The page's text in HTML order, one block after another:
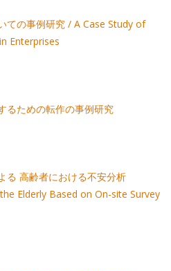
ての事例研究 / A Case Study of
Enterprises
るための転作の事例研究
る 高齢者における不安分析
Elderly Based on On-site Survey